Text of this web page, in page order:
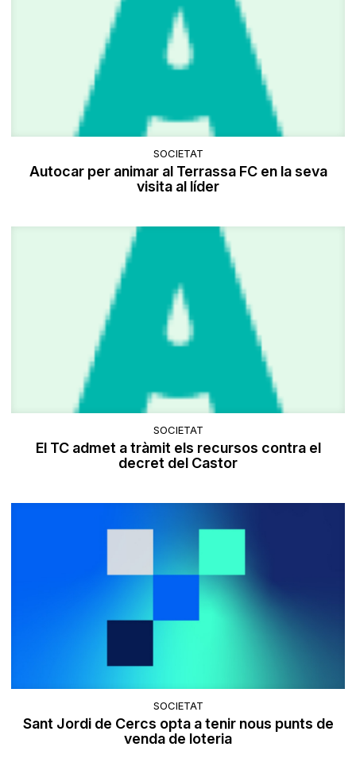
SOCIETAT
Autocar per animar al Terrassa FC en la seva
visita al líder
SOCIETAT
El TC admet a tràmit els recursos contra el
decret del Castor
SOCIETAT
Sant Jordi de Cercs opta a tenir nous punts de
venda de loteria